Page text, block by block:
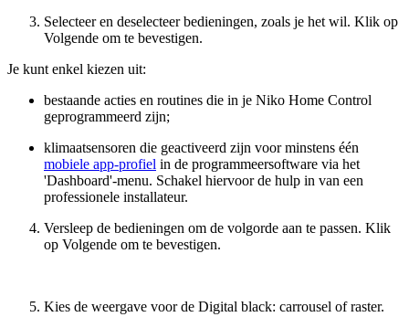
Selecteer en deselecteer bedieningen, zoals je het wil. Klik op
Volgende om te bevestigen.
Je kunt enkel kiezen uit:
bestaande acties en routines die in je Niko Home Control
geprogrammeerd zijn;
klimaatsensoren die geactiveerd zijn voor minstens één
mobiele app-profiel in de programmeersoftware via het
'Dashboard'-menu. Schakel hiervoor de hulp in van een
professionele installateur.
Versleep de bedieningen om de volgorde aan te passen. Klik
op Volgende om te bevestigen.
Kies de weergave voor de Digital black: carrousel of raster.